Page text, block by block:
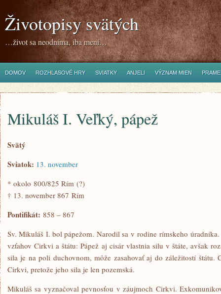
Životopisy svätých
…život sa neodníma, iba mení…
DOMOV ROZHLASOVÉ HRY SVIATKY ANJELI VÝZNAM MIEN
Mikuláš I. Veľký, pápež
Svätý
Sviatok: 13. november
* okolo 800/825 Rím (?)
† 13. november 867 Rím
Pontifikát: 858 – 867
Sv. Mikuláš I. bol pápežom. Narodil sa v rodine rímskeho
vzťahov Cirkvi a štátu: Pápež aj cisár vlastnia silu v štáte, avšak
sila je na poli duchovnom, môže zasahovať aj do záležitostí štátu.
Cirkvi, pretože jeho sila je len pozemská.
Mikuláš sa vyznačoval pevnosťou v záujmoch Cirkvi.